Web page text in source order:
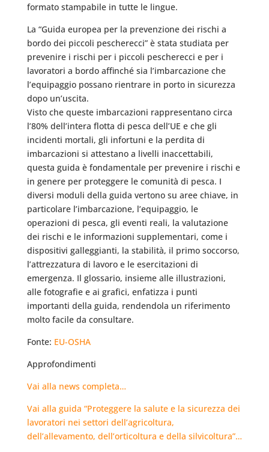
formato stampabile in tutte le lingue.
La “Guida europea per la prevenzione dei rischi a
bordo dei piccoli pescherecci” è stata studiata per
prevenire i rischi per i piccoli pescherecci e per i
lavoratori a bordo affinché sia l’imbarcazione che
l’equipaggio possano rientrare in porto in sicurezza
dopo un’uscita.
Visto che queste imbarcazioni rappresentano circa
l’80% dell’intera flotta di pesca dell’UE e che gli
incidenti mortali, gli infortuni e la perdita di
imbarcazioni si attestano a livelli inaccettabili,
questa guida è fondamentale per prevenire i rischi e
in genere per proteggere le comunità di pesca. I
diversi moduli della guida vertono su aree chiave, in
particolare l’imbarcazione, l’equipaggio, le
operazioni di pesca, gli eventi reali, la valutazione
dei rischi e le informazioni supplementari, come i
dispositivi galleggianti, la stabilità, il primo soccorso,
l’attrezzatura di lavoro e le esercitazioni di
emergenza. Il glossario, insieme alle illustrazioni,
alle fotografie e ai grafici, enfatizza i punti
importanti della guida, rendendola un riferimento
molto facile da consultare.
Fonte: EU-OSHA
Approfondimenti
Vai alla news completa…
Vai alla guida “Proteggere la salute e la sicurezza dei
lavoratori nei settori dell’agricoltura,
dell’allevamento, dell’orticoltura e della silvicoltura”…